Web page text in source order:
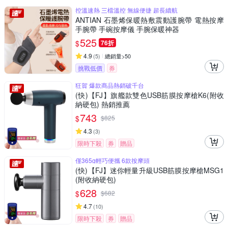
控溫速熱 三檔溫控 無線便捷 超長續航
ANTIAN 石墨烯保暖熱敷震動護腕帶 電熱按摩
手腕帶 手碗按摩儀 手腕保暖神器
$525 76折
4.9 (5) 總銷量>50
挑戰低價
券
狂賀 爆款商品熱銷破千台
(快)【FJ】旗艦款雙色USB筋膜按摩槍K6(附收
納硬包) 熱銷推薦
$743 $825
4.3 (3)
限時下殺 券
贈品
僅365g輕巧便攜 6款按摩頭
(快)【FJ】迷你輕量升級USB筋膜按摩槍MSG1
(附收納硬包)
$628 $682
4.7(10)
限時下殺 券 贈品